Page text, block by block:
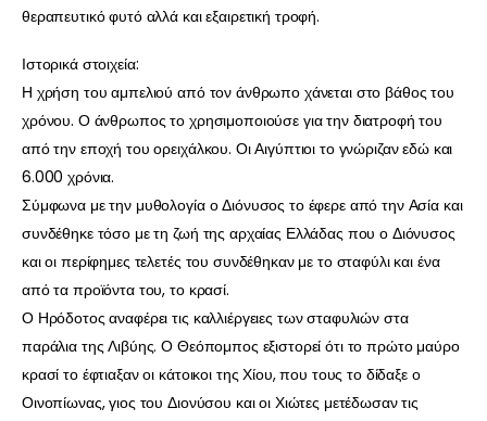
θεραπευτικό φυτό αλλά και εξαιρετική τροφή.
Ιστορικά στοιχεία:
Η χρήση του αμπελιού από τον άνθρωπο χάνεται στο βάθος του
χρόνου. Ο άνθρωπος το χρησιμοποιούσε για την διατροφή του
από την εποχή του ορειχάλκου. Οι Αιγύπτιοι το γνώριζαν εδώ και
6.000 χρόνια.
Σύμφωνα με την μυθολογία ο Διόνυσος το έφερε από την Ασία και
συνδέθηκε τόσο με τη ζωή της αρχαίας Ελλάδας που ο Διόνυσος
και οι περίφημες τελετές του συνδέθηκαν με το σταφύλι και ένα
από τα προϊόντα του, το κρασί.
Ο Ηρόδοτος αναφέρει τις καλλιέργειες των σταφυλιών στα
παράλια της Λιβύης. Ο Θεόπομπος εξιστορεί ότι το πρώτο μαύρο
κρασί το έφτιαξαν οι κάτοικοι της Χίου, που τους το δίδαξε ο
Οινοπίωνας, γιος του Διονύσου και οι Χιώτες μετέδωσαν τις